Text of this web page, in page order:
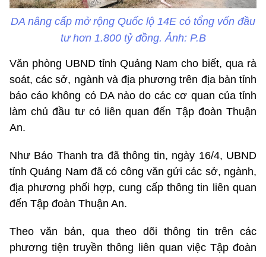
DA nâng cấp mở rộng Quốc lộ 14E có tổng vốn đầu
tư hơn 1.800 tỷ đồng. Ảnh: P.B
Văn phòng UBND tỉnh Quảng Nam cho biết, qua rà
soát, các sở, ngành và địa phương trên địa bàn tỉnh
báo cáo không có DA nào do các cơ quan của tỉnh
làm chủ đầu tư có liên quan đến Tập đoàn Thuận
An.
Như Báo Thanh tra đã thông tin, ngày 16/4, UBND
tỉnh Quảng Nam đã có công văn gửi các sở, ngành,
địa phương phối hợp, cung cấp thông tin liên quan
đến Tập đoàn Thuận An.
Theo văn bản, qua theo dõi thông tin trên các
phương tiện truyền thông liên quan việc Tập đoàn